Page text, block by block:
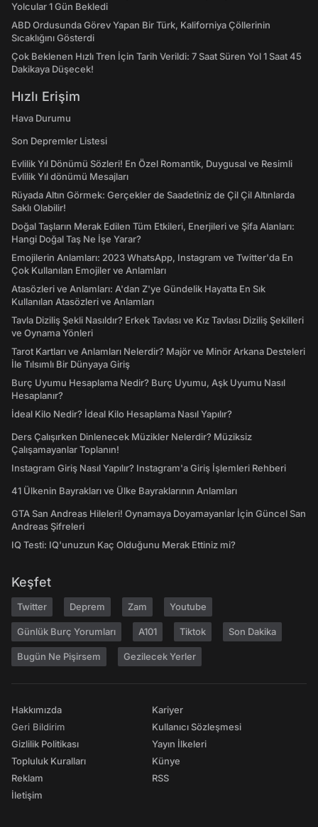
Yolcular 1 Gün Bekledi
ABD Ordusunda Görev Yapan Bir Türk, Kaliforniya Çöllerinin
Sıcaklığını Gösterdi
Çok Beklenen Hızlı Tren İçin Tarih Verildi: 7 Saat Süren Yol 1 Saat 45
Dakikaya Düşecek!
Hızlı Erişim
Hava Durumu
Son Depremler Listesi
Evlilik Yıl Dönümü Sözleri! En Özel Romantik, Duygusal ve Resimli
Evlilik Yıl dönümü Mesajları
Rüyada Altın Görmek: Gerçekler de Saadetiniz de Çil Çil Altınlarda
Saklı Olabilir!
Doğal Taşların Merak Edilen Tüm Etkileri, Enerjileri ve Şifa Alanları:
Hangi Doğal Taş Ne İşe Yarar?
Emojilerin Anlamları: 2023 WhatsApp, Instagram ve Twitter'da En
Çok Kullanılan Emojiler ve Anlamları
Atasözleri ve Anlamları: A'dan Z'ye Gündelik Hayatta En Sık
Kullanılan Atasözleri ve Anlamları
Tavla Diziliş Şekli Nasıldır? Erkek Tavlası ve Kız Tavlası Diziliş Şekilleri
ve Oynama Yönleri
Tarot Kartları ve Anlamları Nelerdir? Majör ve Minör Arkana Desteleri
İle Tılsımlı Bir Dünyaya Giriş
Burç Uyumu Hesaplama Nedir? Burç Uyumu, Aşk Uyumu Nasıl
Hesaplanır?
İdeal Kilo Nedir? İdeal Kilo Hesaplama Nasıl Yapılır?
Ders Çalışırken Dinlenecek Müzikler Nelerdir? Müziksiz
Çalışamayanlar Toplanın!
Instagram Giriş Nasıl Yapılır? Instagram'a Giriş İşlemleri Rehberi
41 Ülkenin Bayrakları ve Ülke Bayraklarının Anlamları
GTA San Andreas Hileleri! Oynamaya Doyamayanlar İçin Güncel San
Andreas Şifreleri
IQ Testi: IQ'unuzun Kaç Olduğunu Merak Ettiniz mi?
Keşfet
Twitter Deprem Zam Youtube
Günlük Burç Yorumları A101 Tiktok Son Dakika
Bugün Ne Pişirsem Gezilecek Yerler
Hakkımızda
Geri Bildirim
Gizlilik Politikası
Topluluk Kuralları
Reklam
İletişim
Kariyer
Kullanıcı Sözleşmesi
Yayın İlkeleri
Künye
RSS